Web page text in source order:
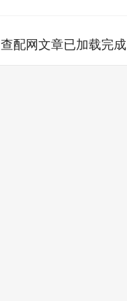
查配网文章已加载完成